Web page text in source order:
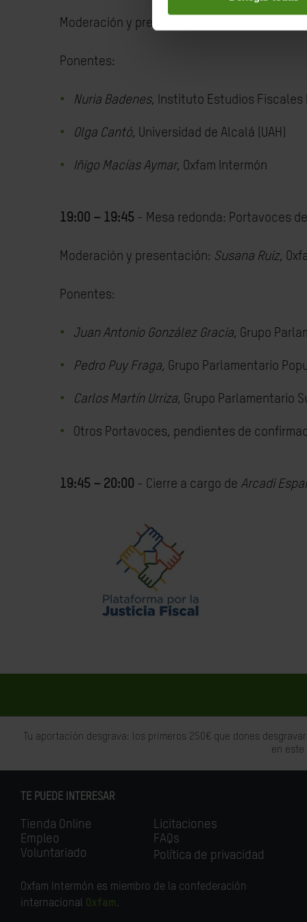
Moderación y presentación:
Ponentes:
Nuria Badenes, Instituto Estudios Fiscales
Olga Cantó, Universidad de Alcalá (UAH)
Iñigo Macías Aymar, Oxfam Intermón
19:00 – 19:45 - Mesa redonda: Portavoces
Moderación y presentación: Susana Ruiz,
Ponentes:
Juan Antonio González Gracia, Grupo
Pedro Puy Fraga, Grupo Parlamentario
Carlos Martín Urriza, Grupo Parlamentario
Otros Portavoces, pendientes de
19:45 – 20:00 - Cierre a cargo de Arcadi
Tu aportación desgrava: los primeros 250€ que dones
en este
TE PUEDE INTERESAR
Tienda Online
Empleo
Voluntariado
Licitaciones
FAQs
Política de privacidad
Oxfam Intermón es miembro de la confederación
internacional Oxfam.